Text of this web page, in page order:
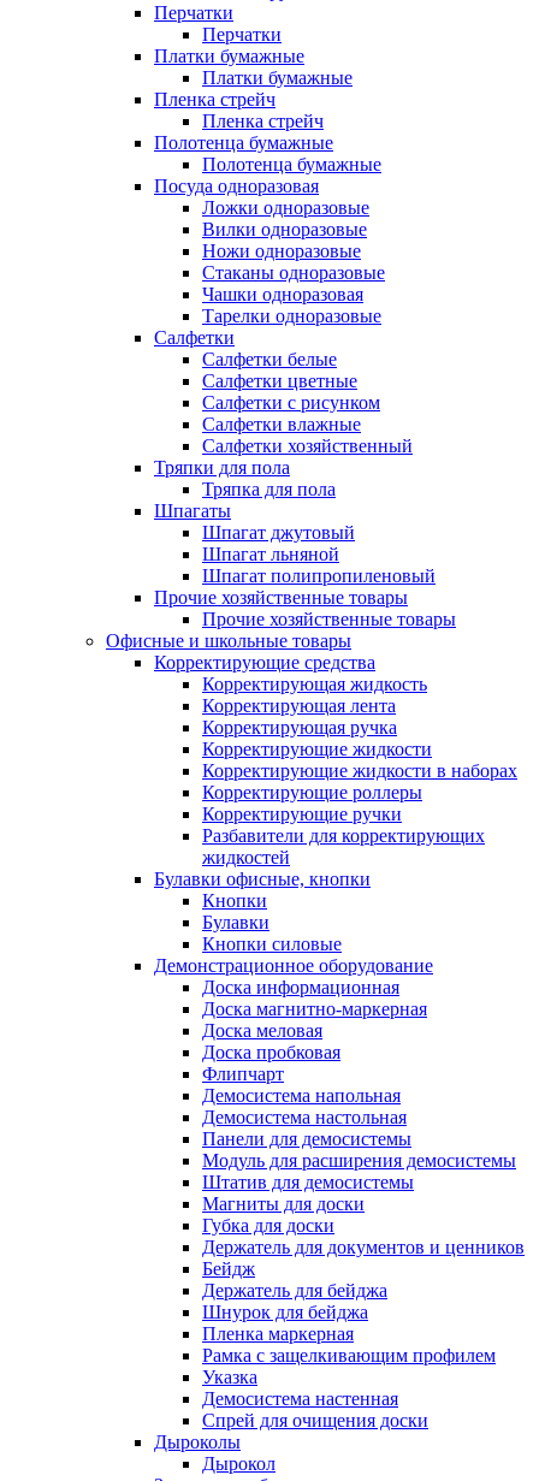
Перчатки
Перчатки
Платки бумажные
Платки бумажные
Пленка стрейч
Пленка стрейч
Полотенца бумажные
Полотенца бумажные
Посуда одноразовая
Ложки одноразовые
Вилки одноразовые
Ножи одноразовые
Стаканы одноразовые
Чашки одноразовая
Тарелки одноразовые
Салфетки
Салфетки белые
Салфетки цветные
Салфетки с рисунком
Салфетки влажные
Салфетки хозяйственный
Тряпки для пола
Тряпка для пола
Шпагаты
Шпагат джутовый
Шпагат льняной
Шпагат полипропиленовый
Прочие хозяйственные товары
Прочие хозяйственные товары
Офисные и школьные товары
Корректирующие средства
Корректирующая жидкость
Корректирующая лента
Корректирующая ручка
Корректирующие жидкости
Корректирующие жидкости в наборах
Корректирующие роллеры
Корректирующие ручки
Разбавители для корректирующих
жидкостей
Булавки офисные, кнопки
Кнопки
Булавки
Кнопки силовые
Демонстрационное оборудование
Доска информационная
Доска магнитно-маркерная
Доска меловая
Доска пробковая
Флипчарт
Демосистема напольная
Демосистема настольная
Панели для демосистемы
Модуль для расширения демосистемы
Штатив для демосистемы
Магниты для доски
Губка для доски
Держатель для документов и ценников
Бейдж
Держатель для бейджа
Шнурок для бейджа
Пленка маркерная
Рамка с защелкивающим профилем
Указка
Демосистема настенная
Спрей для очищения доски
Дыроколы
Дырокол